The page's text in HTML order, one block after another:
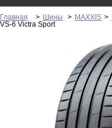
Главная > Шины > MAXXIS >
VS-6 Victra Sport